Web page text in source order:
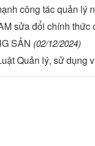
công tác quản lý
sửa đổi chính thức
SẢN (02/12/2024)
Quản lý, sử dụng